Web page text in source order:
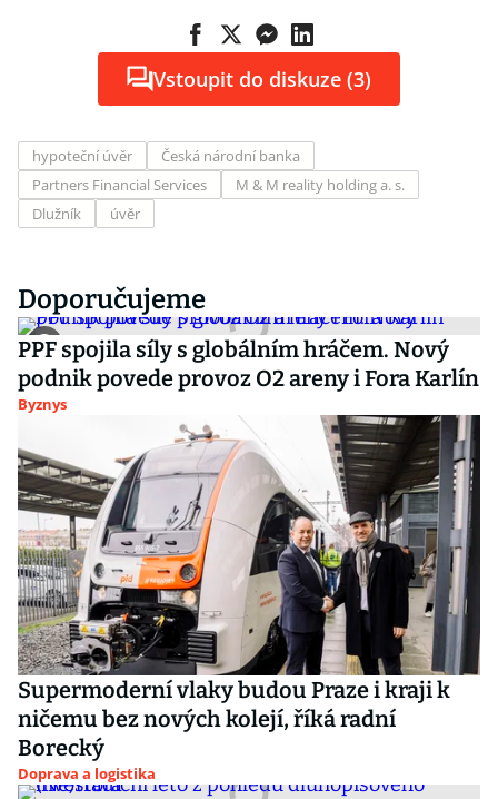
Vstoupit do diskuze (3)
hypoteční úvěr
Česká národní banka
Partners Financial Services
M & M reality holding a. s.
Dlužník
úvěr
Doporučujeme
PPF spojila síly s globálním hráčem. Nový
podnik povede provoz O2 areny i Fora Karlín
Byznys
Supermoderní vlaky budou Praze i kraji k
ničemu bez nových kolejí, říká radní
Borecký
Doprava a logistika